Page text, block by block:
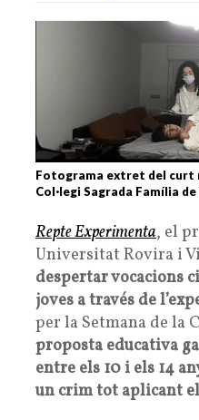
Fotograma extret del curt
Col·legi Sagrada Família
Repte Experimenta, el
Universitat Rovira i
despertar vocacions
joves a través de
per la Setmana de la
proposta educativa
entre els 10 i els 14
un crim tot aplicant